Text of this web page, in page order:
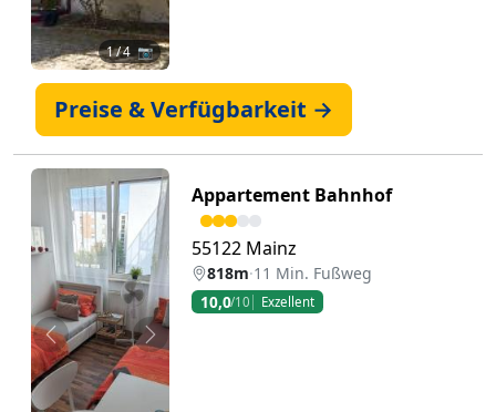
1/ 4 📷
Preise & Verfügbarkeit →
Zurück Weiter
Appartement Bahnhof
55122 Mainz
818m·11 Min. Fußweg
10,0/10 Exzellent